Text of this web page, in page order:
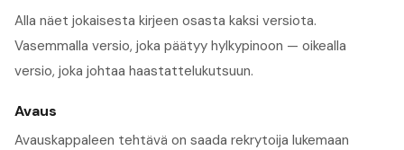
Alla näet jokaisesta kirjeen osasta kaksi versiota.
Vasemmalla versio, joka päätyy hylkypinoon — oikealla
versio, joka johtaa haastattelukutsuun.
Avaus
Avauskappaleen tehtävä on saada rekrytoija lukemaan